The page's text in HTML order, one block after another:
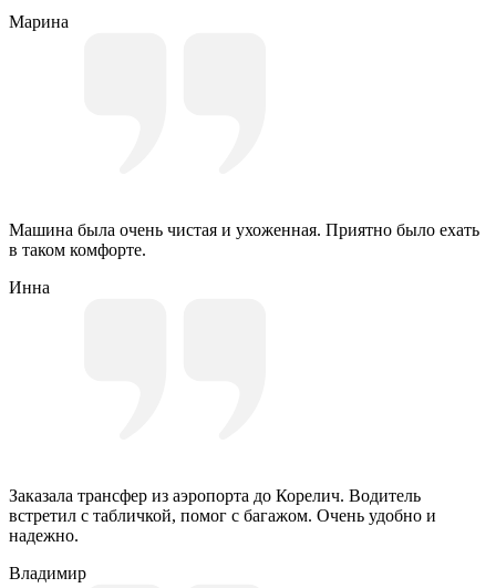
Марина
Машина была очень чистая и ухоженная. Приятно было ехать
в таком комфорте.
Инна
Заказала трансфер из аэропорта до Корелич. Водитель
встретил с табличкой, помог с багажом. Очень удобно и
надежно.
Владимир